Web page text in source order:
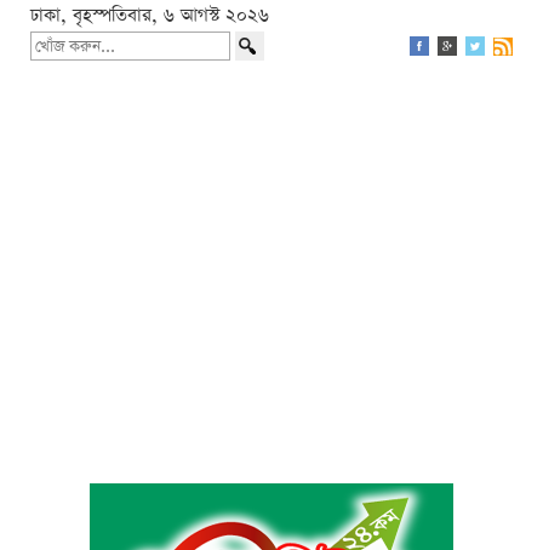
ঢাকা, বৃহস্পতিবার, ৬ আগস্ট ২০২৬